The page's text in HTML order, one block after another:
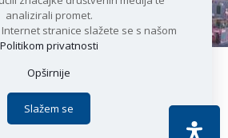
Karlobag | Sva prava pridržana |
Politika privatnosti
Apoc IT
analizirali promet.
stranice slažete se s našom
Politikom privatnosti
Opširnije
Slažem se